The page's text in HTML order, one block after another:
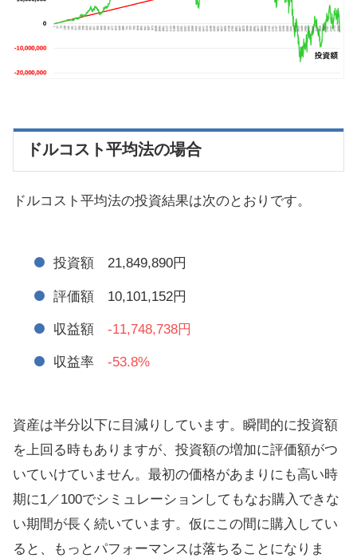
ドルコスト平均法の場合
ドルコスト平均法の投資結果は次のとおりです。
投資額 21,849,890円
評価額 10,101,152円
収益額 -11,748,738円
収益率 -53.8%
資産は半分以下に目減りしています。瞬間的に投資額
を上回る時もありますが、投資額の増加に評価額がつ
いていけていません。最初の価格があまりにも高い時
期に1／100でシミュレーションしてもなお購入できな
い期間が長く続いています。仮にこの間に購入してい
ると、もっとパフォーマンスは落ちることになりま